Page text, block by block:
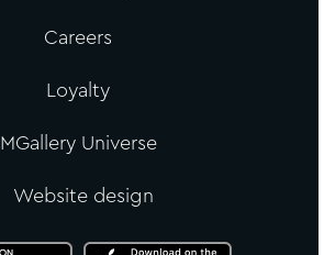
Careers
Loyalty
MGallery Universe
Website design